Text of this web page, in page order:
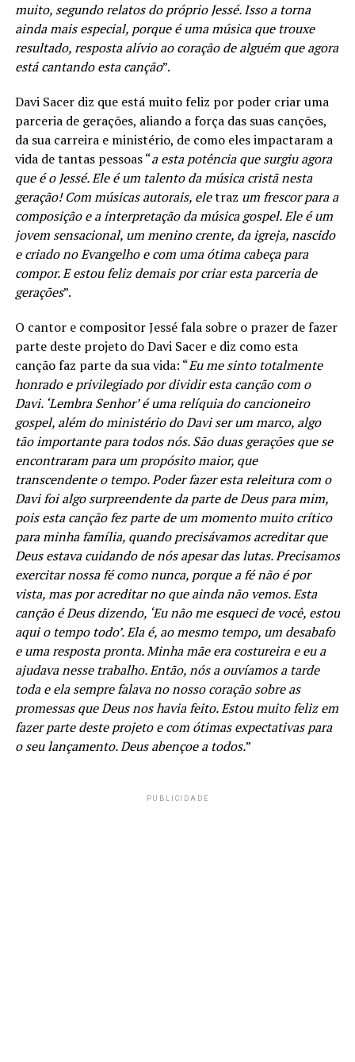
muito, segundo relatos do próprio Jessé. Isso a torna
ainda mais especial, porque é uma música que trouxe
resultado, resposta alívio ao coração de alguém que agora
está cantando esta canção”.
Davi Sacer diz que está muito feliz por poder criar uma
parceria de gerações, aliando a força das suas canções,
da sua carreira e ministério, de como eles impactaram a
vida de tantas pessoas “a esta potência que surgiu agora
que é o Jessé. Ele é um talento da música cristã nesta
geração! Com músicas autorais, eletraz um frescor para a
composição e a interpretação da música gospel. Ele é um
jovem sensacional, um menino crente, da igreja, nascido
e criado no Evangelho e com uma ótima cabeça para
compor. E estou feliz demais por criar esta parceria de
gerações”.
O cantor e compositor Jessé fala sobre o prazer de fazer
parte deste projeto do Davi Sacer e diz como esta
canção faz parte da sua vida: “Eu me sinto totalmente
honrado e privilegiado por dividir esta canção com o
Davi. ‘Lembra Senhor’ é uma relíquia do cancioneiro
gospel, além do ministério do Davi ser um marco, algo
tão importante para todos nós. São duas gerações que se
encontraram para um propósito maior, que
transcendente o tempo. Poder fazer esta releitura com o
Davi foi algo surpreendente da parte de Deus para mim,
pois esta canção fez parte de um momento muito crítico
para minha família, quando precisávamos acreditar que
Deus estava cuidando de nós apesar das lutas. Precisamos
exercitar nossa fé como nunca, porque a fé não é por
vista, mas por acreditar no que ainda não vemos. Esta
canção é Deus dizendo, ‘Eu não me esqueci de você, estou
aqui o tempo todo’. Ela é, ao mesmo tempo, um desabafo
e uma resposta pronta. Minha mãe era costureira e eu a
ajudava nesse trabalho. Então, nós a ouvíamos a tarde
toda e ela sempre falava no nosso coração sobre as
promessas que Deus nos havia feito. Estou muito feliz em
fazer parte deste projeto e com ótimas expectativas para
o seu lançamento. Deus abençoe a todos.”
PUBLICIDADE